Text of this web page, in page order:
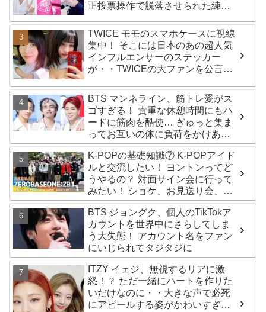
正投票操作で脱落させられた練習
TWICE モモのスマホケースに視線
集中！ そこには日本のあの超人気
インフルエンサーのステッカー
が・・TWICEの大ファンを公言す
「成功したファン」だと話題沸騰
BTS マンネライン、筋トレ愛がス
ゴすぎる！ 貴重な休憩時間にもハ
ードに筋肉を酷使… ぎゅっと集ま
ってお互いの体に負荷をかけあう
３人のトレーニング風景がかわい
すぎるとファンくぎづけ
K-POPの基礎知識⑦ K-POPアイド
ルと交流したい！ ヨントンってど
うやるの？ 対面サイン会に行って
みたい！ ショケ、お見送り会、握
手会・・・リリースイベントあれ
これを紹介
BTS ジョングク、個人のTikTokア
カウントを世界中にさらしてしま
う大失態！ アカウント名をファン
にいじられてタジタジに
ITZY イェジ、無視するリアに激
怒！？ ただ一緒にハートを作りた
いだけなのに・・大きな声で必死
にアピールする姿がかわいすぎる